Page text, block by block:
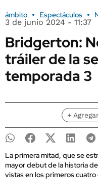
ámbito Espectáculos
3 de junio 2024 - 11:37
Bridgerton:
tráiler de la
temporada 3
+
La primera mitad, que se
mayor debut de la historia
vistas en los primeros cuatro